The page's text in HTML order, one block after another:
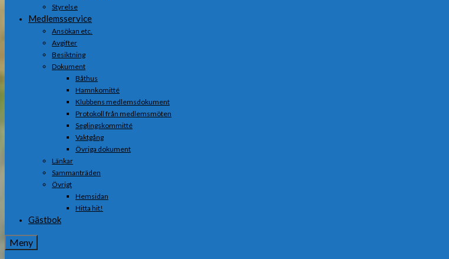
Styrelse
Medlemsservice
Ansökan etc.
Avgifter
Besiktning
Dokument
Båthus
Hamnkomitté
Klubbens medlemsdokument
Protokoll från medlemsmöten
Seglingskommitté
Vaktgång
Övriga dokument
Länkar
Sammanträden
Övrigt
Hemsidan
Hitta hit!
Gästbok
Meny